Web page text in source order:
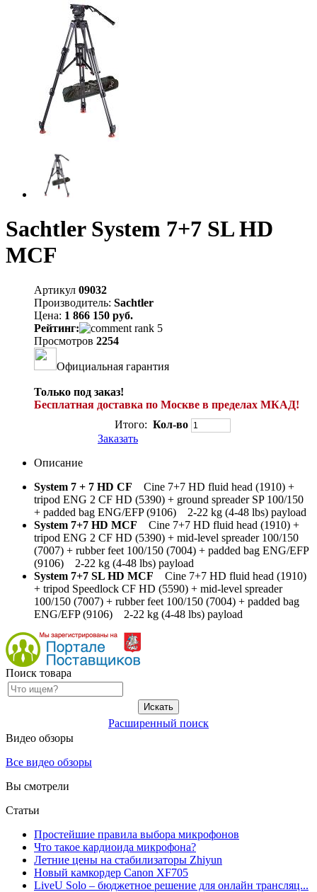
Sachtler System 7+7 SL HD
MCF
Артикул 09032
Производитель: Sachtler
Цена: 1 866 150 руб.
Рейтинг:
Просмотров 2254
Официальная гарантия
Только под заказ!
Бесплатная доставка по Москве в пределах МКАД!
Итого: Кол-во
Заказать
Описание
System 7 + 7 HD CF Cine 7+7 HD fluid head (1910) +
tripod ENG 2 CF HD (5390) + ground spreader SP 100/150
+ padded bag ENG/EFP (9106) 2-22 kg (4-48 lbs) payload
System 7+7 HD MCF Cine 7+7 HD fluid head (1910) +
tripod ENG 2 CF HD (5390) + mid-level spreader 100/150
(7007) + rubber feet 100/150 (7004) + padded bag ENG/EFP
(9106) 2-22 kg (4-48 lbs) payload
System 7+7 SL HD MCF Cine 7+7 HD fluid head (1910)
+ tripod Speedlock CF HD (5590) + mid-level spreader
100/150 (7007) + rubber feet 100/150 (7004) + padded bag
ENG/EFP (9106) 2-22 kg (4-48 lbs) payload
Поиск товара
Расширенный поиск
Видео обзоры
Все видео обзоры
Вы смотрели
Статьи
Простейшие правила выбора микрофонов
Что такое кардиоида микрофона?
Летние цены на стабилизаторы Zhiyun
Новый камкордер Canon XF705
LiveU Solo – бюджетное решение для онлайн трансляц...